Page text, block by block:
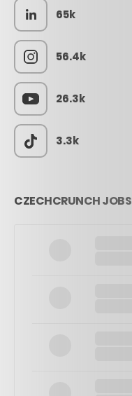
65k
56.4k
26.3k
3.3k
CZECHCRUNCH JOBS